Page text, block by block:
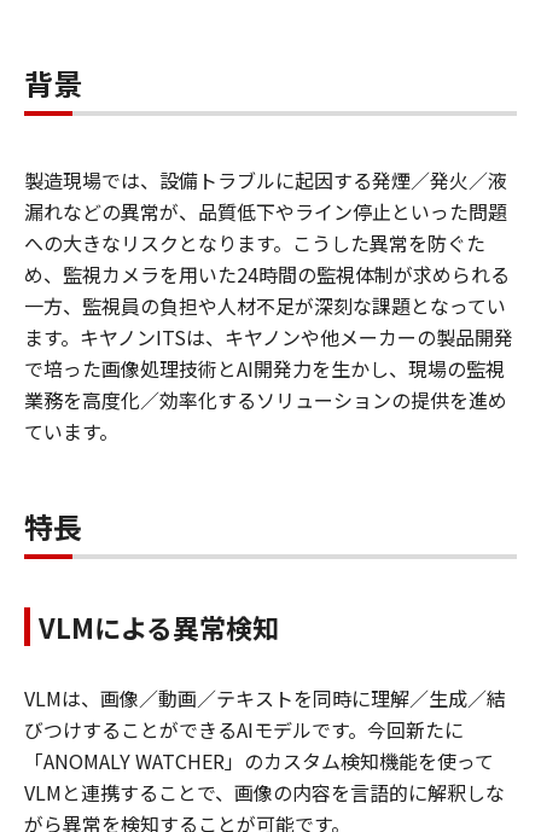
背景
製造現場では、設備トラブルに起因する発煙／発火／液
漏れなどの異常が、品質低下やライン停止といった問題
への大きなリスクとなります。こうした異常を防ぐた
め、監視カメラを用いた24時間の監視体制が求められる
一方、監視員の負担や人材不足が深刻な課題となってい
ます。キヤノンITSは、キヤノンや他メーカーの製品開発
で培った画像処理技術とAI開発力を生かし、現場の監視
業務を高度化／効率化するソリューションの提供を進め
ています。
特長
VLMによる異常検知
VLMは、画像／動画／テキストを同時に理解／生成／結
びつけすることができるAIモデルです。今回新たに
「ANOMALY WATCHER」のカスタム検知機能を使って
VLMと連携することで、画像の内容を言語的に解釈しな
がら異常を検知することが可能です。